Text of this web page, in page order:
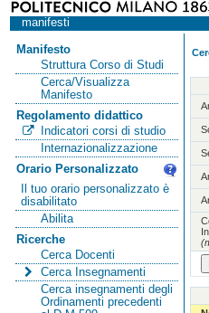
manifesti
Manifesto
Struttura Corso di Studi
Cerca/Visualizza
Manifesto
Regolamento didattico
Indicatori corsi di studio
Internazionalizzazione
Orario Personalizzato
Il tuo orario personalizzato è
disabilitato
Abilita
Ricerche
Cerca Docenti
Cerca Insegnamenti
Cerca insegnamenti degli
Ordinamenti precedenti